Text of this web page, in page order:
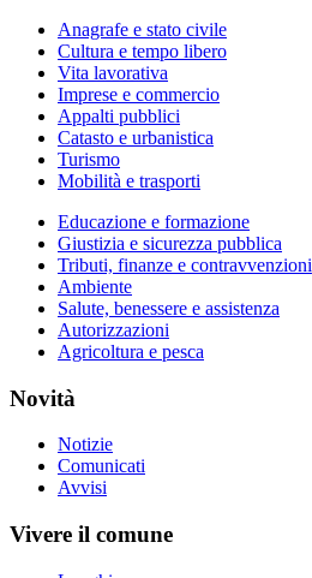
Anagrafe e stato civile
Cultura e tempo libero
Vita lavorativa
Imprese e commercio
Appalti pubblici
Catasto e urbanistica
Turismo
Mobilità e trasporti
Educazione e formazione
Giustizia e sicurezza pubblica
Tributi, finanze e contravvenzioni
Ambiente
Salute, benessere e assistenza
Autorizzazioni
Agricoltura e pesca
Novità
Notizie
Comunicati
Avvisi
Vivere il comune